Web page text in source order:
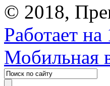
© 2018,
Работает
Мобильная